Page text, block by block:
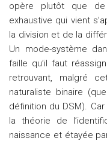
opère plutôt que
exhaustive qui vient
la division et de la
Un mode-système
faille qu’il faut
retrouvant, malgré
naturaliste binaire
définition du DSM).
la théorie de
naissance et étayée